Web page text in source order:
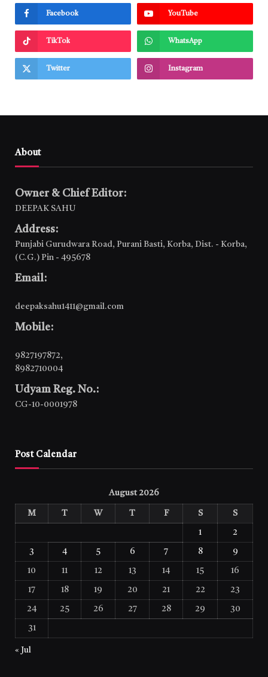
Facebook YouTube
TikTok WhatsApp
Twitter Instagram
About
Owner & Chief Editor:
DEEPAK SAHU
Address:
Punjabi Gurudwara Road, Purani Basti, Korba, Dist. - Korba,
(C.G.) Pin - 495678
Email:
deepaksahu1411@gmail.com
Mobile:
9827197872,
8982710004
Udyam Reg. No.:
CG-10-0001978
Post Calendar
August 2026
M T W T F S S
1 2
3 4 5 6 7 8 9
10 11 12 13 14 15 16
17 18 19 20 21 22 23
24 25 26 27 28 29 30
31
« Jul